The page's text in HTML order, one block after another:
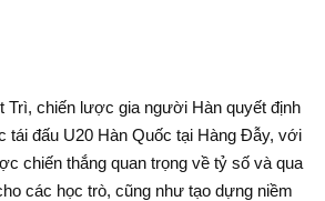
Trì, chiến lược gia người Hàn quyết định
tái đấu U20 Hàn Quốc tại Hàng Đẫy, với
chiến thắng quan trọng về tỷ số và qua
các học trò, cũng như tạo dựng niềm